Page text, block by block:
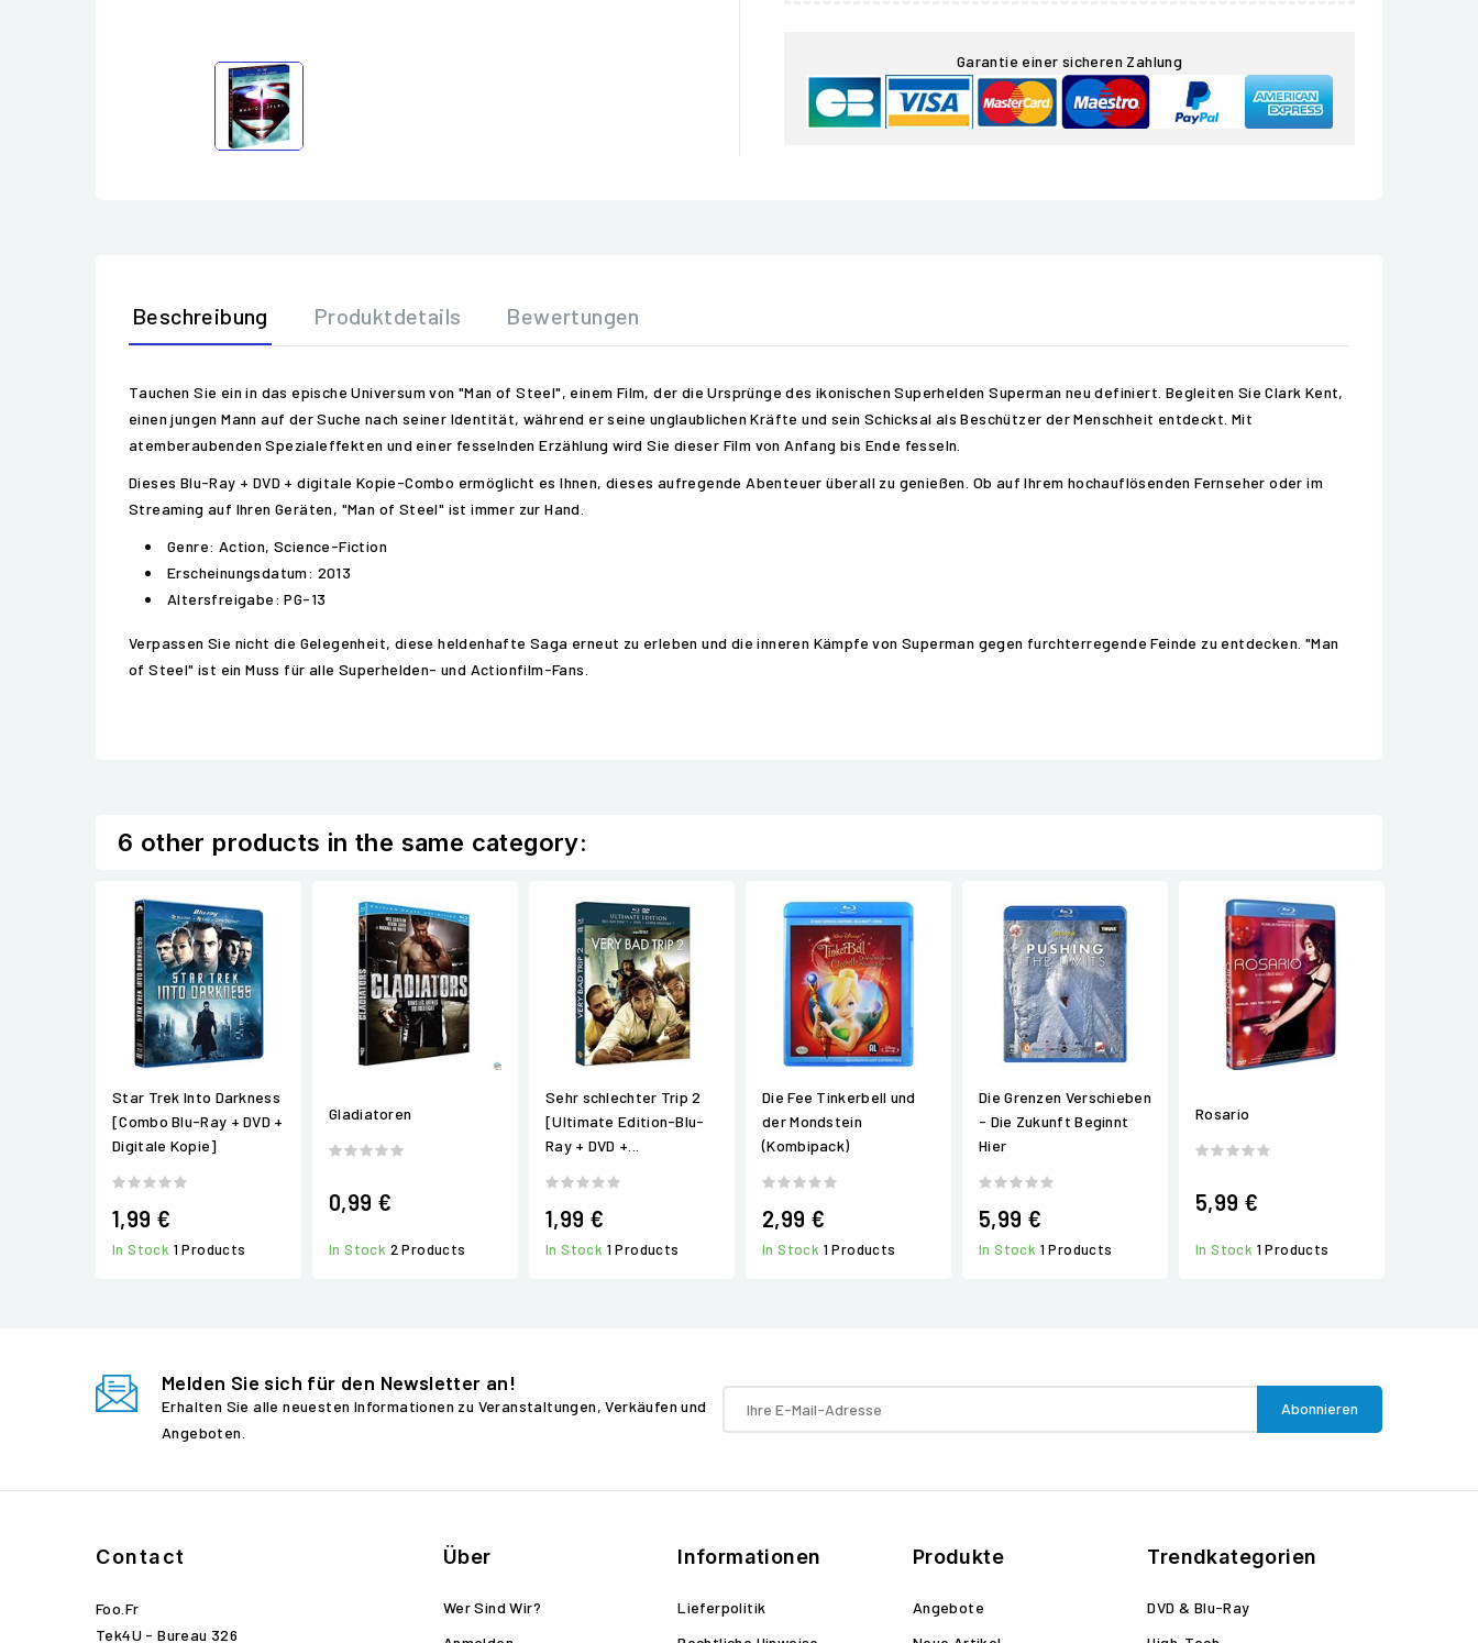
Garantie einer sicheren Zahlung
Beschreibung Produktdetails Bewertungen
Tauchen Sie ein in das epische Universum von "Man of Steel", einem Film, der die Ursprünge des ikonischen Superhelden Superman neu definiert. Begleiten Sie Clark Kent,
einen jungen Mann auf der Suche nach seiner Identität, während er seine unglaublichen Kräfte und sein Schicksal als Beschützer der Menschheit entdeckt. Mit
atemberaubenden Spezialeffekten und einer fesselnden Erzählung wird Sie dieser Film von Anfang bis Ende fesseln.
Dieses Blu-Ray + DVD + digitale Kopie-Combo ermöglicht es Ihnen, dieses aufregende Abenteuer überall zu genießen. Ob auf Ihrem hochauflösenden Fernseher oder im
Streaming auf Ihren Geräten, "Man of Steel" ist immer zur Hand.
Genre: Action, Science-Fiction
Erscheinungsdatum: 2013
Altersfreigabe: PG-13
Verpassen Sie nicht die Gelegenheit, diese heldenhafte Saga erneut zu erleben und die inneren Kämpfe von Superman gegen furchterregende Feinde zu entdecken. "Man
of Steel" ist ein Muss für alle Superhelden- und Actionfilm-Fans.
6 other products in the same category:
Star Trek Into Darkness
[Combo Blu-Ray + DVD +
Digitale Kopie]
1,99 €
In Stock 1 Products
Gladiatoren
0,99 €
In Stock 2 Products
Sehr schlechter Trip 2
[Ultimate Edition-Blu-
Ray + DVD +...
1,99 €
In Stock 1 Products
Die Fee Tinkerbell und
der Mondstein
(Kombipack)
2,99 €
In Stock 1 Products
Die Grenzen Verschieben
- Die Zukunft Beginnt
Hier
5,99 €
In Stock 1 Products
Rosario
5,99 €
In Stock 1 Products
Melden Sie sich für den Newsletter an!
Erhalten Sie alle neuesten Informationen zu Veranstaltungen, Verkäufen und
Angeboten.
Contact
Foo.fr
Tek4U - Bureau 326
Über
Wer Sind Wir?
Informationen
Lieferpolitik
Produkte
Angebote
Trendkategorien
DVD & Blu-Ray